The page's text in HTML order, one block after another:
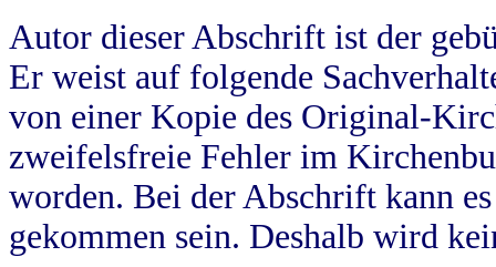
Autor dieser Abschrift ist der
Er weist auf folgende
von einer Kopie des Original-
zweifelsfreie Fehler im
worden. Bei der Abschrift kann
gekommen sein. Deshalb wird